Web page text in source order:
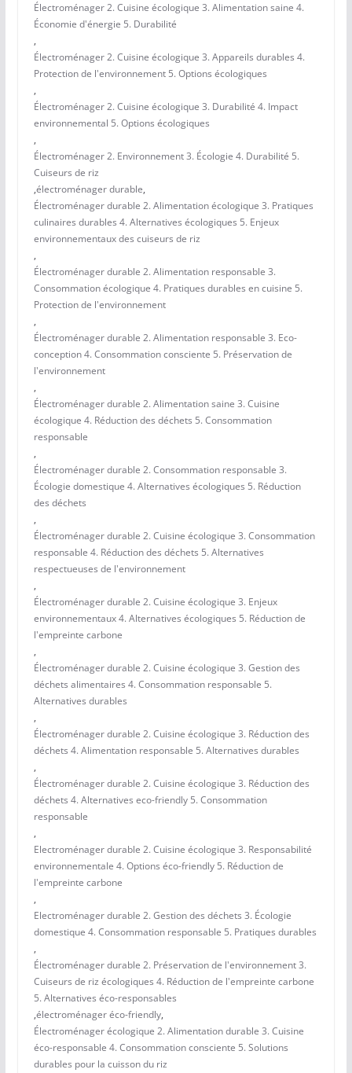
Électroménager 2. Cuisine écologique 3. Alimentation saine 4.
Économie d'énergie 5. Durabilité
,
Électroménager 2. Cuisine écologique 3. Appareils durables 4.
Protection de l'environnement 5. Options écologiques
,
Électroménager 2. Cuisine écologique 3. Durabilité 4. Impact
environnemental 5. Options écologiques
,
Électroménager 2. Environnement 3. Écologie 4. Durabilité 5.
Cuiseurs de riz
,électroménager durable,
Électroménager durable 2. Alimentation écologique 3. Pratiques
culinaires durables 4. Alternatives écologiques 5. Enjeux
environnementaux des cuiseurs de riz
,
Électroménager durable 2. Alimentation responsable 3.
Consommation écologique 4. Pratiques durables en cuisine 5.
Protection de l'environnement
,
Électroménager durable 2. Alimentation responsable 3. Eco-
conception 4. Consommation consciente 5. Préservation de
l'environnement
,
Électroménager durable 2. Alimentation saine 3. Cuisine
écologique 4. Réduction des déchets 5. Consommation
responsable
,
Électroménager durable 2. Consommation responsable 3.
Écologie domestique 4. Alternatives écologiques 5. Réduction
des déchets
,
Électroménager durable 2. Cuisine écologique 3. Consommation
responsable 4. Réduction des déchets 5. Alternatives
respectueuses de l'environnement
,
Électroménager durable 2. Cuisine écologique 3. Enjeux
environnementaux 4. Alternatives écologiques 5. Réduction de
l'empreinte carbone
,
Électroménager durable 2. Cuisine écologique 3. Gestion des
déchets alimentaires 4. Consommation responsable 5.
Alternatives durables
,
Électroménager durable 2. Cuisine écologique 3. Réduction des
déchets 4. Alimentation responsable 5. Alternatives durables
,
Électroménager durable 2. Cuisine écologique 3. Réduction des
déchets 4. Alternatives eco-friendly 5. Consommation
responsable
,
Electroménager durable 2. Cuisine écologique 3. Responsabilité
environnementale 4. Options éco-friendly 5. Réduction de
l'empreinte carbone
,
Electroménager durable 2. Gestion des déchets 3. Écologie
domestique 4. Consommation responsable 5. Pratiques durables
,
Électroménager durable 2. Préservation de l'environnement 3.
Cuiseurs de riz écologiques 4. Réduction de l'empreinte carbone
5. Alternatives éco-responsables
,électroménager éco-friendly,
Électroménager écologique 2. Alimentation durable 3. Cuisine
éco-responsable 4. Consommation consciente 5. Solutions
durables pour la cuisson du riz